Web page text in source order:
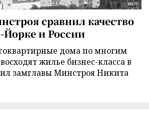
сравнил качество
и России
дома по многим
жилье бизнес-класса в
замглавы Минстроя Никита